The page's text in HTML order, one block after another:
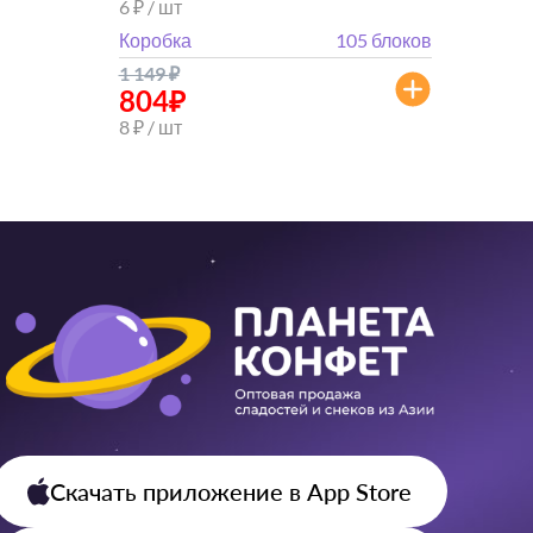
6 ₽ / шт
Коробка
105 блоков
1 149₽
804₽
8 ₽ / шт
Скачать приложение в App Store